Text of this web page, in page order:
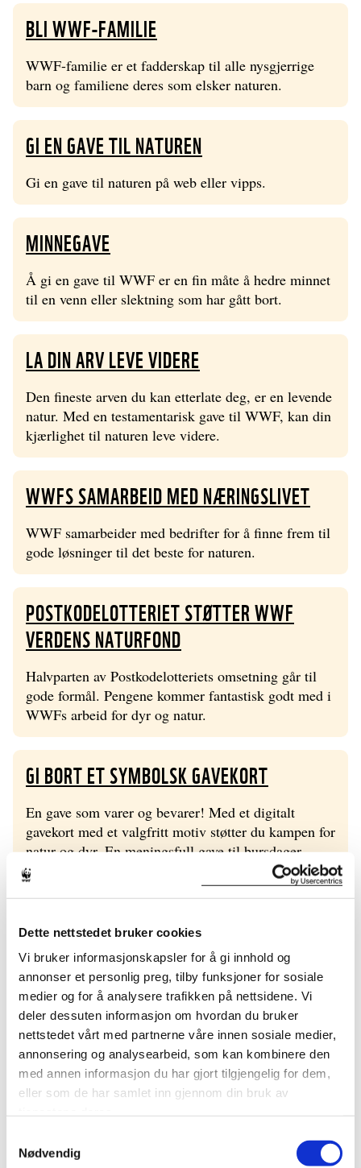
Dette nettstedet bruker cookies
Vi bruker informasjonskapsler for å gi innhold og
annonser et personlig preg, tilby funksjoner for sosiale
medier og for å analysere trafikken på nettsidene. Vi
deler dessuten informasjon om hvordan du bruker
nettstedet vårt med partnerne våre innen sosiale medier,
annonsering og analysearbeid, som kan kombinere den
med annen informasjon du har gjort tilgjengelig for dem,
eller som de har samlet inn gjennom din bruk av
Nødvendig
BLI WWF-FAMILIE
WWF-familie er et fadderskap til alle nysgjerrige
barn og familiene deres som elsker naturen.
GI EN GAVE TIL NATUREN
Gi en gave til naturen på web eller vipps.
MINNEGAVE
Å gi en gave til WWF er en fin måte å hedre minnet
til en venn eller slektning som har gått bort.
LA DIN ARV LEVE VIDERE
Den fineste arven du kan etterlate deg, er en levende
natur. Med en testamentarisk gave til WWF, kan din
kjærlighet til naturen leve videre.
WWFS SAMARBEID MED NÆRINGSLIVET
WWF samarbeider med bedrifter for å finne frem til
gode løsninger til det beste for naturen.
POSTKODELOTTERIET STØTTER WWF
VERDENS NATURFOND
Halvparten av Postkodelotteriets omsetning går til
gode formål. Pengene kommer fantastisk godt med i
WWFs arbeid for dyr og natur.
GI BORT ET SYMBOLSK GAVEKORT
En gave som varer og bevarer! Med et digitalt
gavekort med et valgfritt motiv støtter du kampen for
natur og dyr. En meningsfull gave til bursdager,
bryllup, morsdag, farsdag og andre jubileer.
WWF-KALENDEREN FOR 2026
Kjøper du kalenderen gir du også en gave til
naturen, da overskuddet går direkte til arbeidet for
mer natur og mindre utslipp.
INFORMASJON OM GAVER TIL WWF